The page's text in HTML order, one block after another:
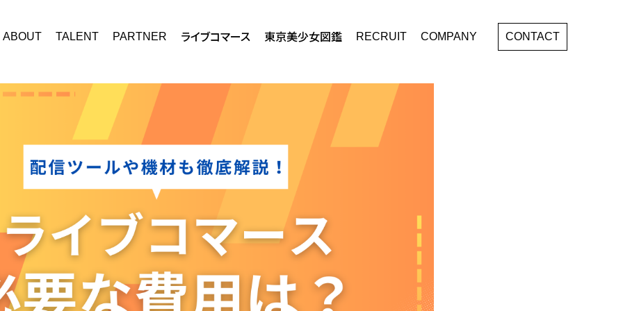
ABOUT TALENT PARTNER ライブコマース 東京美少女図鑑 RECRUIT COMPANY CONTACT